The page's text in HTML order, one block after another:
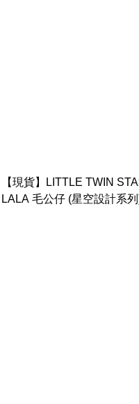
【現貨】LITTLE TWIN
LALA 毛公仔 (星空設計系